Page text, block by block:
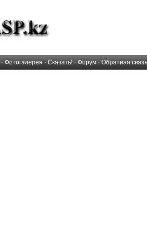
· Фотогалерея · Скачать! · Форум · Обратная связь